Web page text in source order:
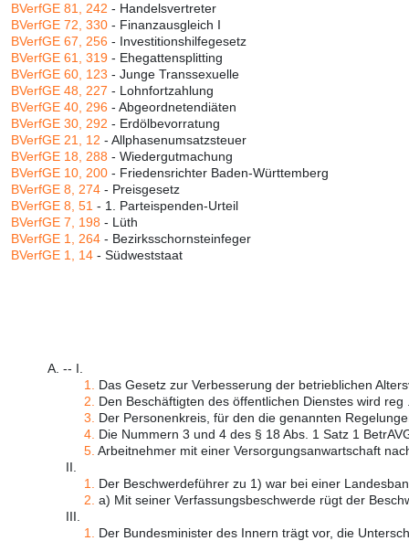
BVerfGE 81, 242 - Handelsvertreter
BVerfGE 72, 330 - Finanzausgleich I
BVerfGE 67, 256 - Investitionshilfegesetz
BVerfGE 61, 319 - Ehegattensplitting
BVerfGE 60, 123 - Junge Transsexuelle
BVerfGE 48, 227 - Lohnfortzahlung
BVerfGE 40, 296 - Abgeordnetendiäten
BVerfGE 30, 292 - Erdölbevorratung
BVerfGE 21, 12 - Allphasenumsatzsteuer
BVerfGE 18, 288 - Wiedergutmachung
BVerfGE 10, 200 - Friedensrichter Baden-Württemberg
BVerfGE 8, 274 - Preisgesetz
BVerfGE 8, 51 - 1. Parteispenden-Urteil
BVerfGE 7, 198 - Lüth
BVerfGE 1, 264 - Bezirksschornsteinfeger
BVerfGE 1, 14 - Südweststaat
A. -- I.
1.
Das Gesetz zur Verbesserung der betrieblichen
2.
Den Beschäftigten des öffentlichen Dienstes wird reg
3.
Der Personenkreis, für den die genannten
4. Die Nummern 3 und 4 des § 18 Abs. 1 Satz 1
5. Arbeitnehmer mit einer Versorgungsanwartschaft
II.
1.
Der Beschwerdeführer zu 1) war bei einer
2. a) Mit seiner Verfassungsbeschwerde rügt der
III.
1.
Der Bundesminister des Innern trägt vor, die